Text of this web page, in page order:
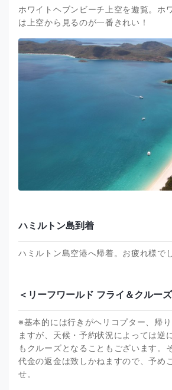
ホワイトヘブンビーチ上空を遊覧。ホ
は上空から見るのが一番きれい！
ハミルトン島到着
ハミルトン島空港へ帰着。お疲れ様で
＜リーフワールド フライ＆クルー
※基本的には行きがヘリコプター、帰
ますが、天候・予約状況によっては逆
もクルーズとなることもございます。
代金の返金は致しかねますので、予め
せ。